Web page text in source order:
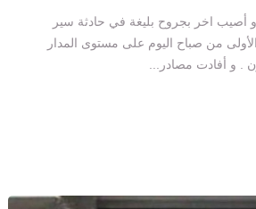
اخر بجروح بليغة في حادثة سير
من صباح اليوم على مستوى المدار
. و أفادت مصادر...